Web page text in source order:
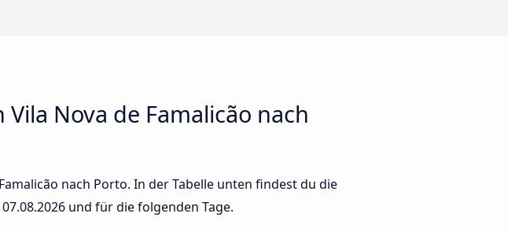
Nova de Famalicão nach
nach Porto. In der Tabelle unten findest du die
07.08.2026 und für die folgenden Tage.